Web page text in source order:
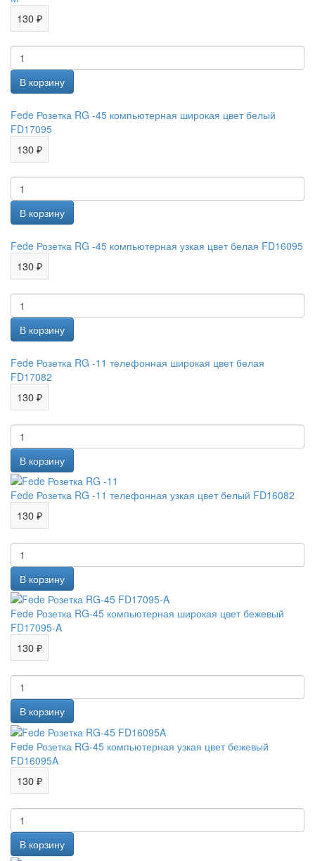
130 ₽
Fede Розетка RG -45 компьютерная широкая цвет белый
FD17095
130 ₽
Fede Розетка RG -45 компьютерная узкая цвет белая FD16095
130 ₽
Fede Розетка RG -11 телефонная широкая цвет белая
FD17082
130 ₽
Fede Розетка RG -11 телефонная узкая цвет белый FD16082
130 ₽
Fede Розетка RG-45 компьютерная широкая цвет бежевый
FD17095-A
130 ₽
Fede Розетка RG-45 компьютерная узкая цвет бежевый
FD16095A
130 ₽